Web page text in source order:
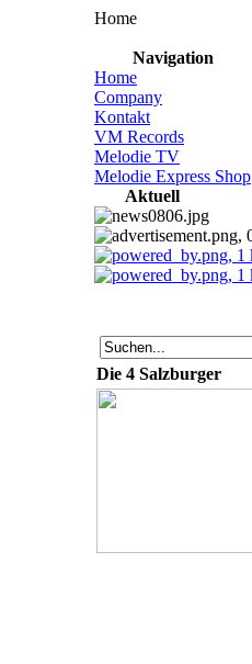
Home
Navigation
Home
Company
Kontakt
VM Records
Melodie TV
Melodie Express Shop
Aktuell
Die 4 Salzburger